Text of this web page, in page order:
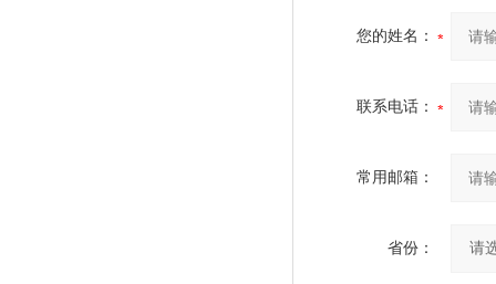
您的姓名：
联系电话：
常用邮箱：
省份：